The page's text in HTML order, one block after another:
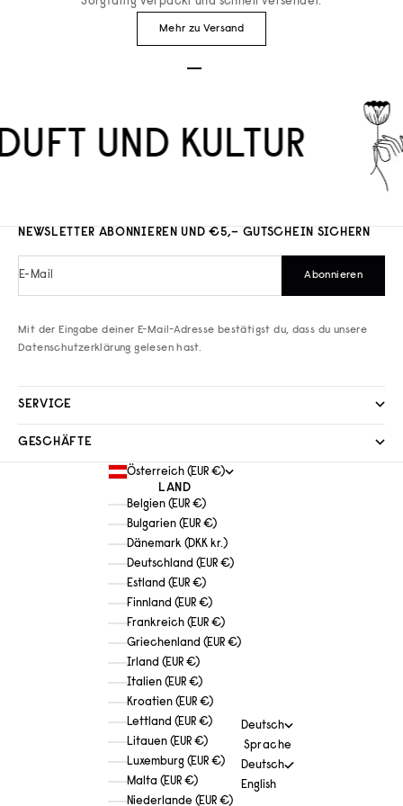
Mehr zu Versand
UND KULTUR
NEWSLETTER ABONNIEREN UND €5,– GUTSCHEIN SICHERN
E-Mail Abonnieren
Mit der Eingabe deiner E-Mail-Adresse bestätigst du, dass du unsere
Datenschutzerklärung gelesen hast.
SERVICE
GESCHÄFTE
Österreich (EUR €)
LAND
Belgien (EUR €)
Bulgarien (EUR €)
Dänemark (DKK kr.)
Deutschland (EUR €)
Estland (EUR €)
Finnland (EUR €)
Frankreich (EUR €)
Griechenland (EUR €)
Irland (EUR €)
Italien (EUR €)
Kroatien (EUR €)
Lettland (EUR €)
Litauen (EUR €)
Luxemburg (EUR €)
Malta (EUR €)
Niederlande (EUR €)
Deutsch
Sprache
Deutsch
English